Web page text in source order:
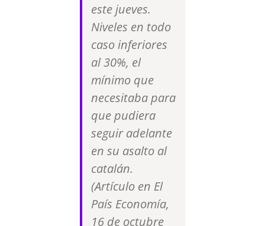
este jueves.
Niveles en todo
caso inferiores
al 30%, el
mínimo que
necesitaba para
que pudiera
seguir adelante
en su asalto al
catalán.
(Artículo en El
País Economía,
16 de octubre